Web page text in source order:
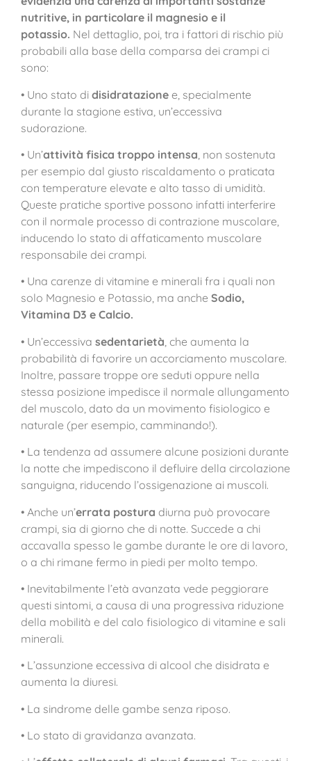
nutritive, in particolare il magnesio e il
potassio. Nel dettaglio, poi, tra i fattori di rischio più
probabili alla base della comparsa dei crampi ci
sono:
• Uno stato di disidratazione e, specialmente
durante la stagione estiva, un’eccessiva
sudorazione.
• Un’attività fisica troppo intensa , non sostenuta
per esempio dal giusto riscaldamento o praticata
con temperature elevate e alto tasso di umidità.
Queste pratiche sportive possono infatti interferire
con il normale processo di contrazione muscolare,
inducendo lo stato di affaticamento muscolare
responsabile dei crampi.
• Una carenze di vitamine e minerali fra i quali non
solo Magnesio e Potassio, ma anche Sodio,
Vitamina D3 e Calcio.
• Un’eccessiva sedentarietà , che aumenta la
probabilità di favorire un accorciamento muscolare.
Inoltre, passare troppe ore seduti oppure nella
stessa posizione impedisce il normale allungamento
del muscolo, dato da un movimento fisiologico e
naturale (per esempio, camminando!).
• La tendenza ad assumere alcune posizioni durante
la notte che impediscono il defluire della circolazione
sanguigna, riducendo l’ossigenazione ai muscoli.
• Anche un’errata postura diurna può provocare
crampi, sia di giorno che di notte. Succede a chi
accavalla spesso le gambe durante le ore di lavoro,
o a chi rimane fermo in piedi per molto tempo.
• Inevitabilmente l’età avanzata vede peggiorare
questi sintomi, a causa di una progressiva riduzione
della mobilità e del calo fisiologico di vitamine e sali
minerali.
• L’assunzione eccessiva di alcool che disidrata e
aumenta la diuresi.
• La sindrome delle gambe senza riposo.
• Lo stato di gravidanza avanzata.